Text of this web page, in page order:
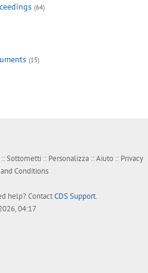
(64)
(15)
::Sottometti :: Personalizza ::Aiuto :: Privacy
Conditions
help? ContactCDS Support.
04:17